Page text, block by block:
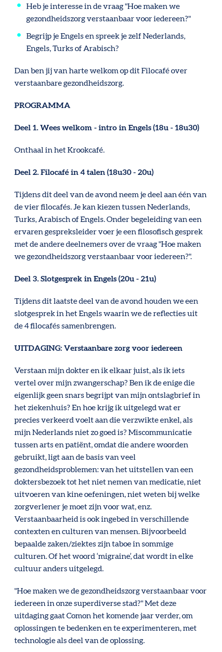
Heb je interesse in de vraag "Hoe maken we
gezondheidszorg verstaanbaar voor iedereen?"
Begrijp je Engels en spreek je zelf Nederlands,
Engels, Turks of Arabisch?
Dan ben jij van harte welkom op dit Filocafé over
verstaanbare gezondheidszorg.
PROGRAMMA
Deel 1. Wees welkom - intro in Engels (18u - 18u30)
Onthaal in het Krookcafé.
Deel 2. Filocafé in 4 talen (18u30 - 20u)
Tijdens dit deel van de avond neem je deel aan één van
de vier filocafés. Je kan kiezen tussen Nederlands,
Turks, Arabisch of Engels. Onder begeleiding van een
ervaren gespreksleider voer je een filosofisch gesprek
met de andere deelnemers over de vraag "Hoe maken
we gezondheidszorg verstaanbaar voor iedereen?".
Deel 3. Slotgesprek in Engels (20u - 21u)
Tijdens dit laatste deel van de avond houden we een
slotgesprek in het Engels waarin we de reflecties uit
de 4 filocafés samenbrengen.
UITDAGING: Verstaanbare zorg voor iedereen
Verstaan mijn dokter en ik elkaar juist, als ik iets
vertel over mijn zwangerschap? Ben ik de enige die
eigenlijk geen snars begrijpt van mijn ontslagbrief in
het ziekenhuis? En hoe krijg ik uitgelegd wat er
precies verkeerd voelt aan die verzwikte enkel, als
mijn Nederlands niet zo goed is? Miscommunicatie
tussen arts en patiënt, omdat die andere woorden
gebruikt, ligt aan de basis van veel
gezondheidsproblemen: van het uitstellen van een
doktersbezoek tot het niet nemen van medicatie, niet
uitvoeren van kine oefeningen, niet weten bij welke
zorgverlener je moet zijn voor wat, enz.
Verstaanbaarheid is ook ingebed in verschillende
contexten en culturen van mensen. Bijvoorbeeld
bepaalde zaken/ziektes zijn taboe in sommige
culturen. Of het woord ‘migraine’, dat wordt in elke
cultuur anders uitgelegd.
"Hoe maken we de gezondheidszorg verstaanbaar voor
iedereen in onze superdiverse stad?" Met deze
uitdaging gaat Comon het komende jaar verder, om
oplossingen te bedenken en te experimenteren, met
technologie als deel van de oplossing.